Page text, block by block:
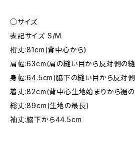
◯サイズ
表記サイズ S/M
裄丈:81cm(背中心から)
肩幅:63cm(肩の縫い目から反対側の
身幅:64.5cm(脇下の縫い目から反対
着丈:82cm(背中心生地始まりから裾
総丈:89cm(生地の最長)
袖丈:脇下から44.5cm